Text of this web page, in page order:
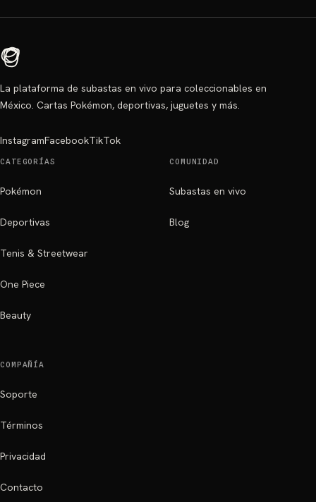
La plataforma de subastas en vivo para coleccionables en
México. Cartas Pokémon, deportivas, juguetes y más.
InstagramFacebookTikTok
CATEGORÍAS
Pokémon
Deportivas
Tenis & Streetwear
One Piece
Beauty
COMUNIDAD
Subastas en vivo
Blog
COMPAÑÍA
Soporte
Términos
Privacidad
Contacto